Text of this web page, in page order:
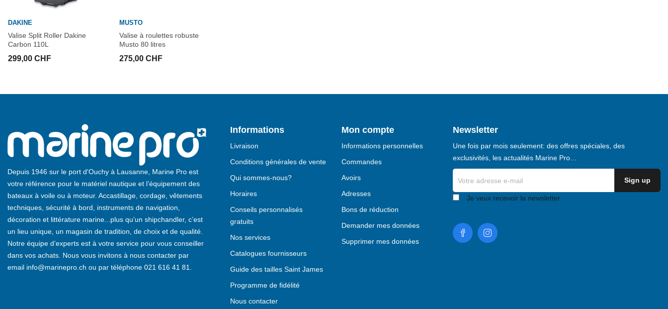
DAKINE
Valise Split Roller Dakine
Carbon 110L
299,00 CHF
MUSTO
Valise à roulettes robuste
Musto 80 litres
275,00 CHF
Depuis 1946 sur le port d'Ouchy à Lausanne, Marine Pro est
votre référence pour le matériel nautique et l’équipement des
bateaux à voile ou à moteur. Accastillage, cordage, vêtements
techniques, sécurité à bord, instruments de navigation,
décoration et littérature marine...plus qu’un shipchandler, c’est
un lieu unique, un magasin de tradition, de choix et de qualité.
Notre équipe d’experts est à votre service pour vous conseiller
dans vos achats. Nous vous invitons à nous contacter par
email info@marinepro.ch ou par téléphone 021 616 41 81.
Informations
Livraison
Conditions générales de vente
Qui sommes-nous?
Horaires
Conseils personnalisés
gratuits
Nos services
Catalogues fournisseurs
Guide des tailles Saint James
Programme de fidélité
Nous contacter
Mon compte
Informations personnelles
Commandes
Avoirs
Adresses
Bons de réduction
Demander mes données
Supprimer mes données
Newsletter
Une fois par mois seulement: des offres spéciales, des
exclusivités, les actualités Marine Pro…
Je veux recevoir la newsletter